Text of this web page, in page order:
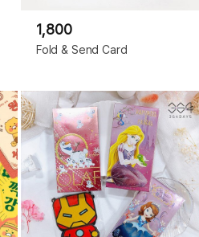
1,800
Fold & Send Card